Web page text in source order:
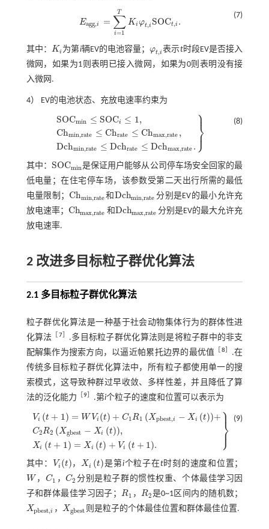
Eagg,i = ∑
i=1
T
Ki φt,i SOCt,i .
Eagg,i =∑i 1T iφt,iSOCt,i.
(7)
其中： Ki
Ki 为第i辆EV的电池容量；φt,i
φt,i表示t时段EV是否接入
微网，如果为1则表明已接入微网，如果为0则表明没有接
入微网.
4） EV的电池状态、充放电速率约束为
SOCmin ≤ SOCi ≤ 1,
Chmin,rate ≤ Chrate ≤ Chmax,rate ,
Dchmin,rate ≤ Dchrate ≤ Dchmax,rate .
⎫
⎭
⎬
⎪
⎪
SOCmin≤SO Ci≤ 1,Chmin ,rate≤Chrate≤C x,
(8)
其中： SOCmin
SOCmin 是保证用户能够从公司停车场安全回家的最
低电量；在住宅停车场，该参数受第二天出行所需的最低
电量限制；Chmin,rate
Chmin,rate和 Dchmin,rate
Dchmin,rate分别是EV的最小允许充
放电速率； Chmax,rate
Chmax,rate和Dchmax,rate
Dchmax,rate分别是EV的最大允许充
放电速率.
2 改进多目标粒子群优化算法
2.1 多目标粒子群优化算法
粒子群优化算法是一种基于社会动物集体行为的群体性进
化算法
7］ .多目标粒子群优化算法则是将粒子群中的非支
配解集作为搜索方向，以逼近帕累托边界的最优值
8
.在
传统多目标粒子群优化算法中，所有粒子都使用单一的搜
索模式，这导致种群过早收敛、多样性差，并且降低了算
法的泛化能力
9］ .第i个粒子的速度和位置可以表示为
Vi (t + 1) = W Vi (t) + C1 R1 (Xpbest,i − Xi (t))+
C2R2 (Xgbest − Xi (t)),
Xi (t + 1) = Xi (t) + Vi (t + 1).
⎫
⎭
⎬
⎪
⎪
Vit+1= WVi(t)+C 1R 1Xp be s t,i +V
(9)
其中： Vi (t)
Vi( t) ，Xi (t)
Xit 是第i个粒子在t时刻的速度和位置；
W
W ，C1
C1 ，C2
C2 分别是粒子群的惯性权重、个体最佳学习因
子和群体最佳学习因子； R1
R1 ， R2
R2 是0~1区间内的随机数；
Xpbest,i
Xpbest,i ， Xgbest
Xgbest 则是粒子的个体最佳位置和群体最佳位置.